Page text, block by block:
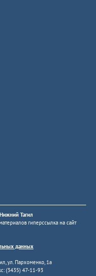
Тагил
гиперссылка на сайт
данных
ул. Пархоменко, 1а
(3435) 47-11-93